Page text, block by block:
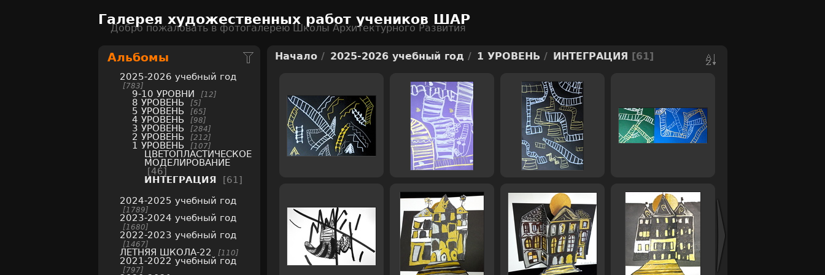
Галерея художественных работ учеников ШАР
Добро пожаловать в фотогалерею Школы Архитектурного Развития
Альбомы
2025-2026 учебный год
783
9-10 УРОВНИ 12
8 УРОВЕНЬ 5
5 УРОВЕНЬ 65
4 УРОВЕНЬ 98
3 УРОВЕНЬ 284
2 УРОВЕНЬ 212
1 УРОВЕНЬ 107
ЦВЕТОПЛАСТИЧЕСКОЕ
МОДЕЛИРОВАНИЕ
46
ИНТЕГРАЦИЯ
61
2024-2025 учебный год
1789
2023-2024 учебный год
1680
2022-2023 учебный год
1467
ЛЕТНЯЯ ШКОЛА-22 110
2021-2022 учебный год
797
Начало / 2025-2026 учебный год / 1 УРОВЕНЬ / ИНТЕГРАЦИЯ 61